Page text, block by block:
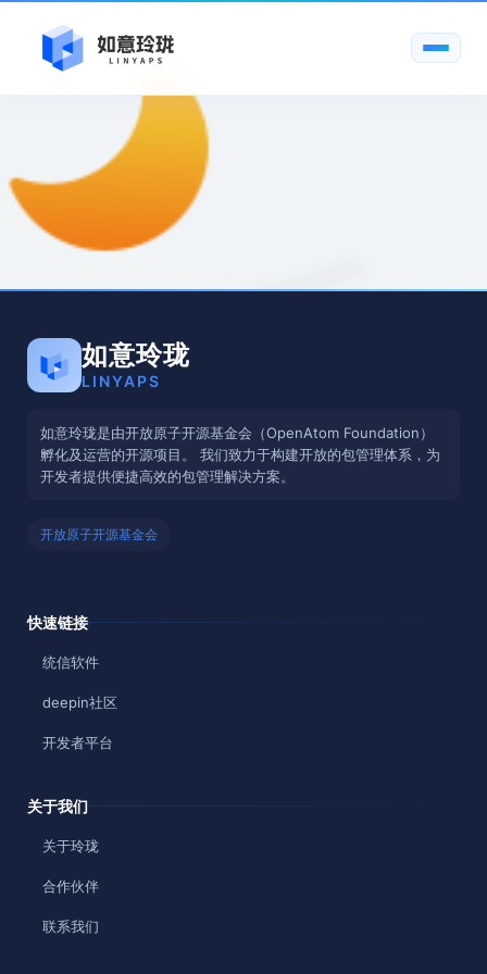
如意玲珑
LINYAPS
如意玲珑是由开放原子开源基金会（OpenAtom Foundation）
孵化及运营的开源项目。 我们致力于构建开放的包管理体系，为
开发者提供便捷高效的包管理解决方案。
开放原子开源基金会
快速链接
统信软件
deepin社区
开发者平台
关于我们
关于玲珑
合作伙伴
联系我们